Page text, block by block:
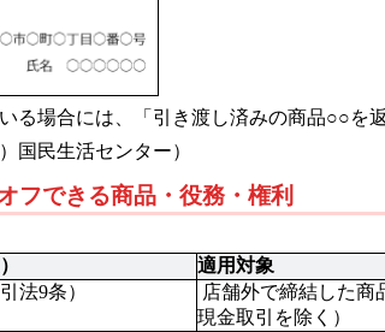
る場合には、「引き渡し済みの商品○○を
国民生活センター）
フできる商品・役務・権利
適用対象
法9条）
現金取引を除く）